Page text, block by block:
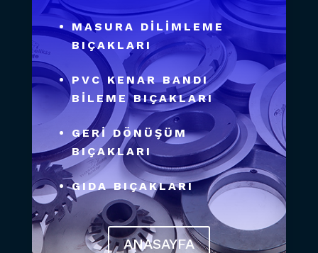
MASURA DİLİMLEME
BIÇAKLARI
PVC KENAR BANDI
BİLEME BIÇAKLARI
GERİ DÖNÜŞÜM
BIÇAKLARI
GIDA BIÇAKLARI
ANASAYFA